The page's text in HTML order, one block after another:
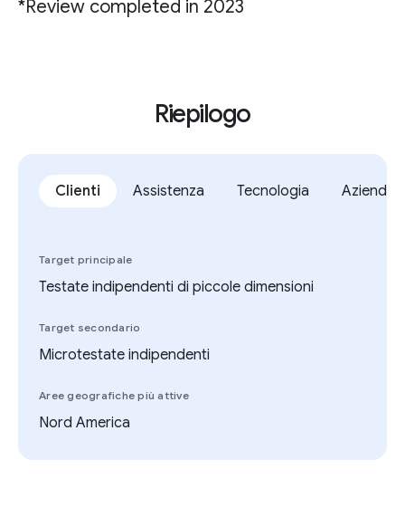
*Review completed in 2023
Riepilogo
Clienti Assistenza Tecnologia Azienda
Target principale
Testate indipendenti di piccole dimensioni
Target secondario
Microtestate indipendenti
Aree geografiche più attive
Nord America